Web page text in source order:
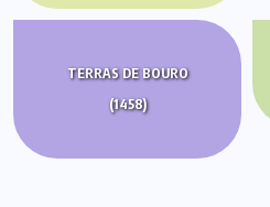
TERRAS DE BOURO
(1458)